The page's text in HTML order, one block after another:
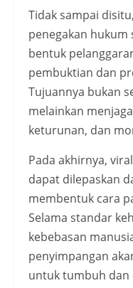
Tidak sampai
penegakan
bentuk
pembuktian dan
Tujuannya bukan
melainkan
keturunan, dan
Pada akhirnya,
dapat dilepaskan
membentuk cara
Selama standar
kebebasan
penyimpangan
untuk tumbuh dan